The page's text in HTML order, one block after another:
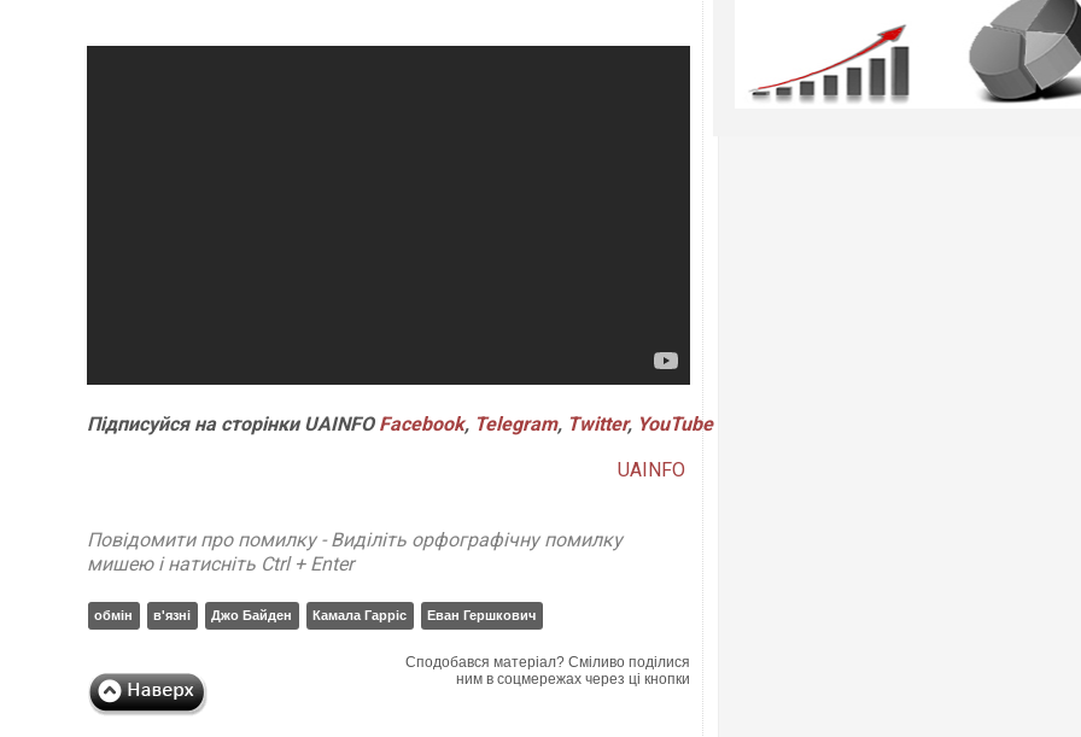
ПідписуйсянасторінкиUAINFO Facebook, Telegram, Twitter, YouTube
UAINFO
Повідомити про помилку - Виділіть орфографічну помилку
мишею і натисніть Ctrl + Enter
обмін в'язні Джо Байден Камала Гарріс Еван Гершкович
Сподобався матеріал? Сміливо поділися
ним в соцмережах через ці кнопки